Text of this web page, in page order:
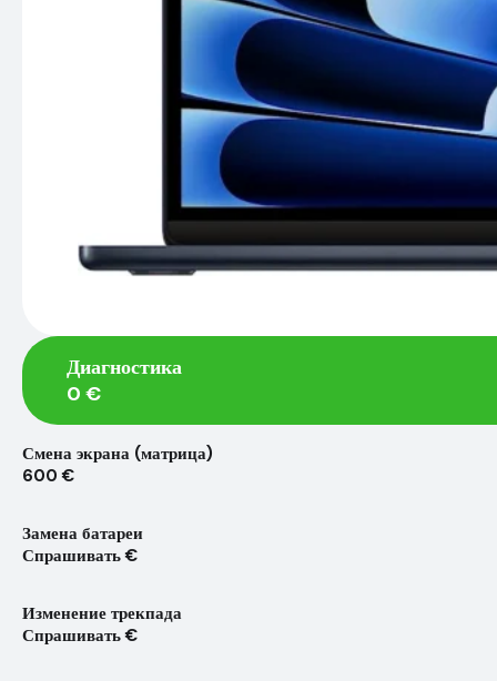
Диагностика
0 €
Смена экрана (матрица)
600 €
Замена батареи
Спрашивать €
Изменение трекпада
Спрашивать €